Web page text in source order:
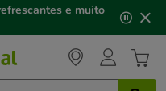
e muito